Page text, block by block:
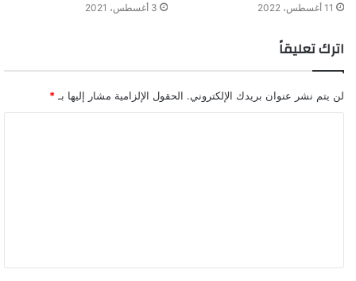
11 أغسطس، 2022 3 أغسطس، 2021
اترك تعليقاً
لن يتم نشر عنوان بريدك الإلكتروني. الحقول الإلزامية مشار إليها بـ *